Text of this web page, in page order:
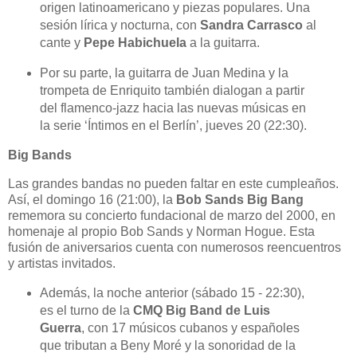
origen latinoamericano y piezas populares. Una
sesión lírica y nocturna, con Sandra Carrasco al
cante y Pepe Habichuelaa la guitarra.
Por su parte, la guitarra de Juan Medina y la
trompeta de Enriquito también dialogan a partir
del flamenco-jazz hacia las nuevas músicas en
la serie ‘Íntimos en el Berlín’, jueves 20 (22:30).
Big Bands
Las grandes bandas no pueden faltar en este cumpleaños.
Así, el domingo 16 (21:00), la Bob Sands Big Bang
rememora su concierto fundacional de marzo del 2000, en
homenaje al propio Bob Sands y Norman Hogue. Esta
fusión de aniversarios cuenta con numerosos reencuentros
y artistas invitados.
Además, la noche anterior (sábado 15 - 22:30),
es el turno de la CMQ Big Band de Luis
Guerra, con 17 músicos cubanos y españoles
que tributan a Beny Moré y la sonoridad de la